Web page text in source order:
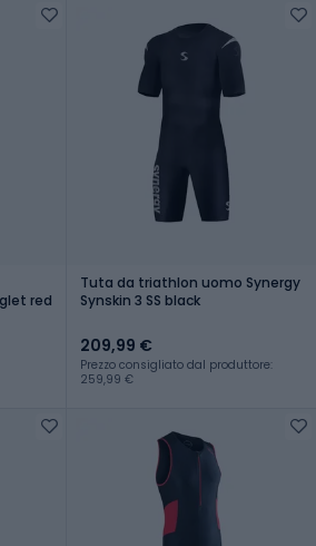
red
Tuta da triathlon uomo Synergy
Synskin 3 SS black
209,99 €
Prezzo consigliato dal produttore:
259,99 €